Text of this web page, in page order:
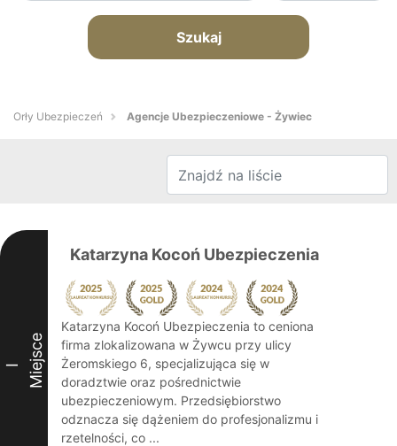
Szukaj
Orły Ubezpieczeń Agencje Ubezpieczeniowe - Żywiec
I Miejsce
Katarzyna Kocoń Ubezpieczenia
Katarzyna Kocoń Ubezpieczenia to ceniona
firma zlokalizowana w Żywcu przy ulicy
Żeromskiego 6, specjalizująca się w
doradztwie oraz pośrednictwie
ubezpieczeniowym. Przedsiębiorstwo
odznacza się dążeniem do profesjonalizmu i
rzetelności, co ...